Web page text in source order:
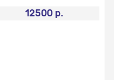
12500 р.